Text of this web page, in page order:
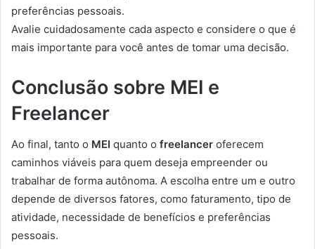
preferências pessoais.
Avalie cuidadosamente cada aspecto e considere o que é
mais importante para você antes de tomar uma decisão.
Conclusão sobre MEI e
Freelancer
Ao final, tanto o MEI quanto o freelancer oferecem
caminhos viáveis para quem deseja empreender ou
trabalhar de forma autônoma. A escolha entre um e outro
depende de diversos fatores, como faturamento, tipo de
atividade, necessidade de benefícios e preferências
pessoais.